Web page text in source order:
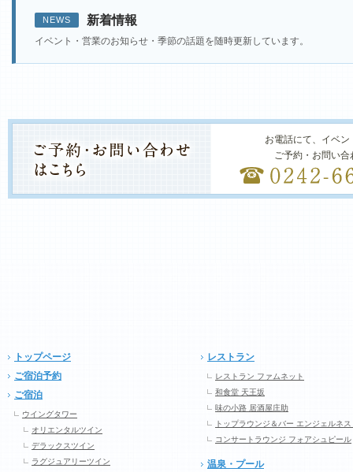
NEWS 新着情報
イベント・営業のお知らせ・季節の話題を随時更新しています。
お電話にて、イベ
ご予約・お問い
トップページ
ご宿泊予約
ご宿泊
ウイングタワー
オリエンタルツイン
デラックスツイン
ラグジュアリーツイン
レストラン
レストラン ファムネット
和食堂 天王坂
味の小路 居酒屋庄助
トップラウンジ＆バー エンジェルネス
コンサートラウンジ フォアシュピール
温泉・プール